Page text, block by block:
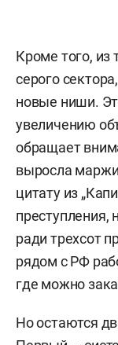
Кроме того, из
серого
новые ниши.
увеличению
обращает
выросла
цитату из
преступления,
ради трехсот
рядом с РФ
где можно
Но остаются